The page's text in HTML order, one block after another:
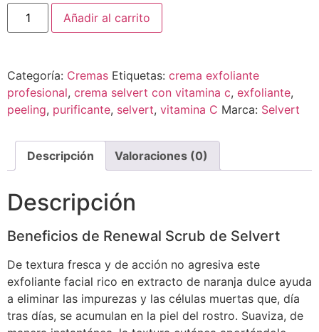
Añadir al carrito
Categoría: Cremas Etiquetas: crema exfoliante
profesional, crema selvert con vitamina c, exfoliante,
peeling, purificante, selvert, vitamina C Marca: Selvert
Descripción Valoraciones (0)
Descripción
Beneficios de Renewal Scrub de Selvert
De textura fresca y de acción no agresiva este
exfoliante facial rico en extracto de naranja dulce ayuda
a eliminar las impurezas y las células muertas que, día
tras días, se acumulan en la piel del rostro. Suaviza, de